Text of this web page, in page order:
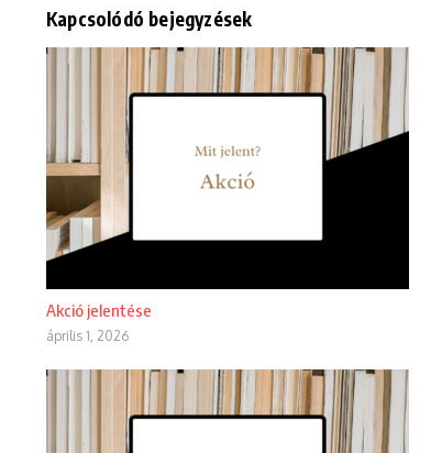
Kapcsolódó bejegyzések
Akció jelentése
április 1, 2026